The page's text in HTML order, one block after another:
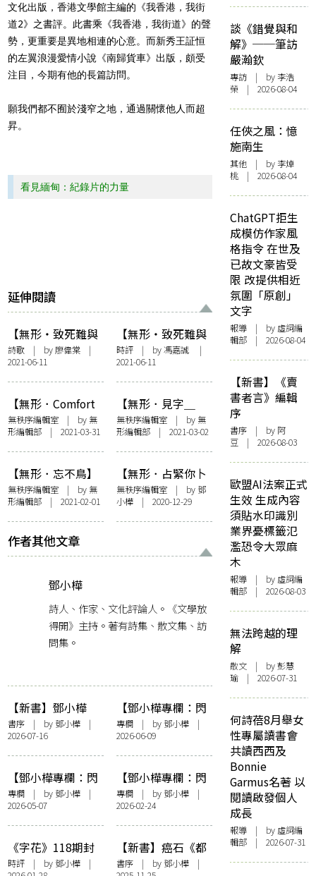
文化出版，香港文學館主編的《我香港，我街
道2》之書評。此書乘《我香港，我街道》的聲
勢，更重要是異地相連的心意。而新秀王証恒
的左翼浪漫愛情小說《南歸貨車》出版，頗受
注目，今期有他的長篇訪問。
願我們都不囿於淺窄之地，通過關懷他人而超
昇。
看見緬甸：紀錄片的力量
延伸閱讀
【無形・致死難與
抗爭，緬甸】致一
名受刑的緬甸抗爭
者
詩歌 | by廖偉棠 |
2021-06-11
【無形・致死難與
抗爭，緬甸】東盟
領導人會議之後，
緬甸的未來
時評| by馮嘉誠
|
2021-06-11
【無形．Comfort
Food】 前置詞：
迷茫無力時，吃一
口Comfort Food
無秩序編輯室 | by 無
形編輯部 | 2021-03-31
【無形．見字＿
＿】前置詞：見不
見字也好，鍾意就
做
無秩序編輯室| by 無
形編輯部 | 2021-03-02
【無形．忘不鳥】
前置詞：忘不了的
自由飛翔
無秩序編輯室 | by 無
形編輯部 | 2021-02-01
【無形．占緊你卜
緊你】前置詞：卜
卜（書）齋，卜人
卜時代
無秩序編輯室| by鄧
小樺| 2020-12-29
作者其他文章
鄧小樺
詩人、作家、文化評論人。《文學放
得開》主持。著有詩集、散文集、訪
問集。
【新書】鄧小樺
《無憂花》自序
書序 | by鄧小樺 |
2026-07-16
【鄧小樺專欄：閃
爍其辭】女人抽薄
荷長煙——看政府
控煙加辣
專欄| by鄧小樺|
2026-06-09
【鄧小樺專欄：閃
爍其辭】這樣的時
間到底有何意義
專欄 | by鄧小樺 |
2026-05-07
【鄧小樺專欄：閃
爍其辭】享受努
力：《夜王》決戰
《金多寶》
專欄| by鄧小樺|
2026-02-24
《字花》118期封
面事件之我見
時評 | by鄧小樺 |
【新書】癌石《都
是騙人的》鄧小樺
書序| by鄧小樺|
談《錯覺與和
解》──筆訪
嚴瀚欽
專訪 | by 李浩
榮 | 2026-08-04
任俠之風：憶
施南生
其他 | by 李焯
桃 | 2026-08-04
ChatGPT拒生
成模仿作家風
格指令 在世及
已故文豪皆受
限 改提供相近
氛圍「原創」
文字
報導 | by 虛詞編
輯部 | 2026-08-04
【新書】《賣
書者言》編輯
序
書序 | by 阿
豆 | 2026-08-03
歐盟AI法案正式
生效 生成內容
須貼水印識別
業界憂標籤氾
濫恐令大眾麻
木
報導 | by 虛詞編
輯部 | 2026-08-03
無法跨越的理
解
散文 | by 彭慧
瑜 | 2026-07-31
何詩蓓8月舉女
性專屬讀書會
共讀西西及
Bonnie
Garmus名著 以
閱讀啟發個人
成長
報導 | by 虛詞編
輯部 | 2026-07-31